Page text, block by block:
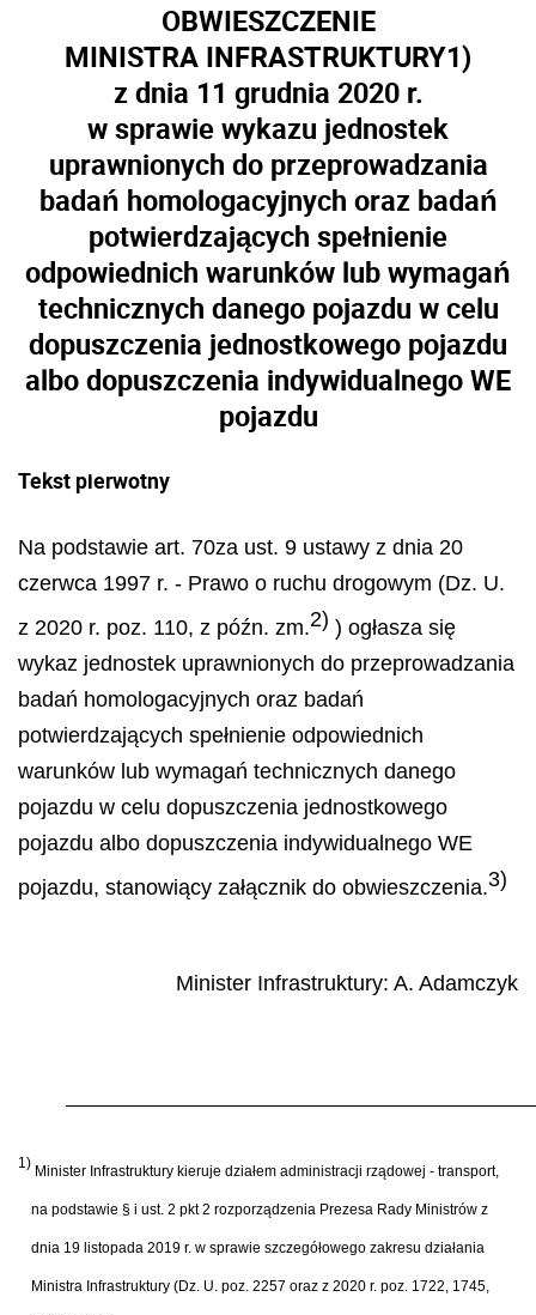
OBWIESZCZENIE
MINISTRA INFRASTRUKTURY1)
z dnia 11 grudnia 2020 r.
w sprawie wykazu jednostek
uprawnionych do przeprowadzania
badań homologacyjnych oraz badań
potwierdzających spełnienie
odpowiednich warunków lub wymagań
technicznych danego pojazdu w celu
dopuszczenia jednostkowego pojazdu
albo dopuszczenia indywidualnego WE
pojazdu
Tekst pierwotny
Na podstawie art. 70za ust. 9 ustawy z dnia 20
czerwca 1997 r. - Prawo o ruchu drogowym (Dz. U.
z 2020 r. poz. 110, z późn. zm.2) ) ogłasza się
wykaz jednostek uprawnionych do przeprowadzania
badań homologacyjnych oraz badań
potwierdzających spełnienie odpowiednich
warunków lub wymagań technicznych danego
pojazdu w celu dopuszczenia jednostkowego
pojazdu albo dopuszczenia indywidualnego WE
pojazdu, stanowiący załącznik do obwieszczenia.3)
Minister Infrastruktury: A. Adamczyk
1) Minister Infrastruktury kieruje działem administracji rządowej - transport,
na podstawie § i ust. 2 pkt 2 rozporządzenia Prezesa Rady Ministrów z
dnia 19 listopada 2019 r. w sprawie szczegółowego zakresu działania
Ministra Infrastruktury (Dz. U. poz. 2257 oraz z 2020 r. poz. 1722, 1745,